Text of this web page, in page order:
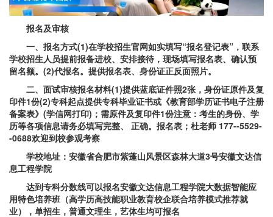
报名及审核
一、报名方式(1)在学校招生官网如实填写“报名登记表”，联系
学校招生人员提前报备进校、安排接待，现场填写报名表、确认预
留名额。(2)代报名。提供报名表、身份证正反面照片。
二、 面试审核报名材料(1)提供蓝底证件照2张，身份证原件及复
印件1份(2)专科起点提供专科毕业证书或《教育部学历证书电子注册
备案表》(学信网打印)；需原件及复印件1份注意： 考生的身份、学
历等各项信息请务必填写完整、 正确。报名表；杜老师 177--5529-
-0688欢迎到校参观考察
学校地址 ： 安徽省合肥市紫蓬山风景区森林大道3号安徽文达信
息工程学院
达到专科分数线可以报名安徽文达信息工程学院大数据智能应
用特色培养班（高学历高技能职业教育校企联合培养模式推荐就
业），单招生，普通文理生，艺体生均可报名